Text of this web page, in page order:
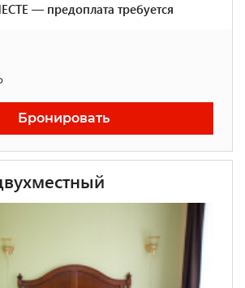
— предоплата требуется
Бронировать